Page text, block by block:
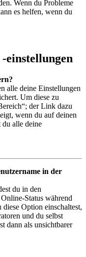
Wenn du Probleme
es helfen, wenn du
einstellungen
alle deine Einstellungen
Um diese zu
der Link dazu
wenn du auf deinen
alle deine
in der
du in den
Status während
Option einschaltest,
und du selbst
dann als unsichtbarer